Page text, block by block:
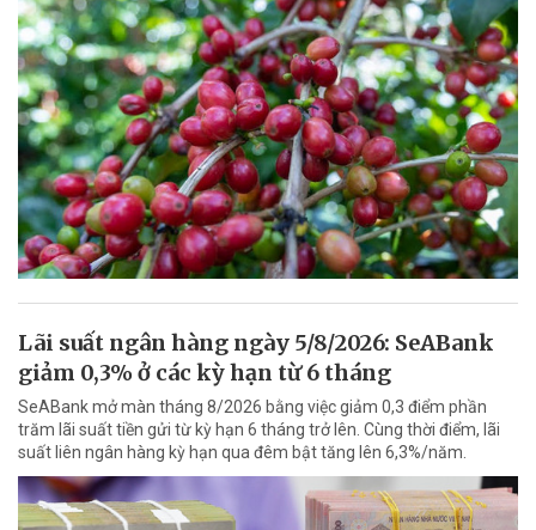
Lãi suất ngân hàng ngày 5/8/2026: SeABank
giảm 0,3% ở các kỳ hạn từ 6 tháng
SeABank mở màn tháng 8/2026 bằng việc giảm 0,3 điểm phần
trăm lãi suất tiền gửi từ kỳ hạn 6 tháng trở lên. Cùng thời điểm, lãi
suất liên ngân hàng kỳ hạn qua đêm bật tăng lên 6,3%/năm.